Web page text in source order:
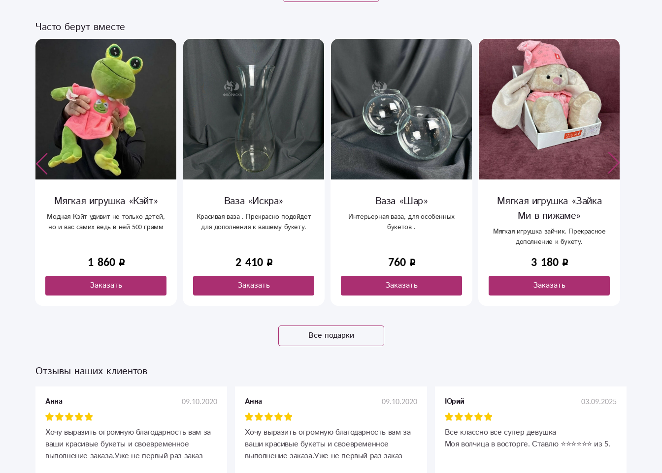
Часто берут вместе
Ваза «Искра»
Красивая ваза . Прекрасно подойдет
для дополнения к вашему букету.
2 410
Заказать
Ваза «Шар»
Интерьерная ваза, для особенных
букетов .
760
Заказать
Мягкая игрушка «Зайка
Ми в пижаме»
Мягкая игрушка зайчик. Прекрасное
3 180
Заказать
Мягкая игрушка
«Топтыжка»
Славный, озорной медвежонок будет
всегда рядом, поделиться своим
и уверенные глазки делают его
1 530
Заказать
Все подарки
Отзывы наших клиентов
Анна 09.10.2020
Хочу выразить огромную благодарность вам за
ваши красивые букеты и своевременное
выполнение заказа.Уже не первый раз заказ
Анна 09.10.2020
Хочу выразить огромную благодарность вам за
ваши красивые букеты и своевременное
выполнение заказа.Уже не первый раз заказ
Юрий 03.09.2025
Все классно все супер девушка
Моя волчица в восторге. Ставлю ⭐⭐⭐⭐⭐⭐ из 5.